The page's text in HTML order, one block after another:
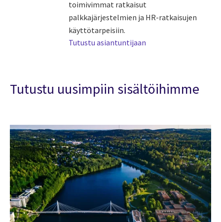
toimivimmat ratkaisut
palkkajärjestelmien ja HR-ratkaisujen
käyttötarpeisiin.
Tutustu asiantuntijaan
Tutustu uusimpiin sisältöihimme